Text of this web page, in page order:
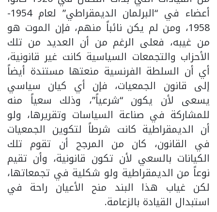
أعضاء في “البرلمان الديمقراطي” لعام 1954-
1958، ومن لم يكن نائباً منهم، فإن الموت هو
من غيبه، فعلى الرغم من أن العديد من تلك
الأحزاب والتجمعات السياسية كانت غير قانونية،
أي أن السلطة الفرنسية منعتها مستندة أيضاً
إلى قانون الجمعيات، فإن أي كيان سياسي
يسعى لأن يكون “شرعياً”، وذلك سعياً منه
للمشاركة في صناعة السياسات وتقريرها، ولو
أن الديمقراطية كانت شرطاً لتكوين الجمعيات
في القانون، كان من المرجح أن تقوم تلك
الكيانات بالسعي لأن تكون قانونية، وأن تقيم
نوعاً من الديمقراطية ولو شكلية في تجمعاتها،
لكن غياب هذا البند منح الأعيان راحة في
استبدال القيادة بالزعامة.